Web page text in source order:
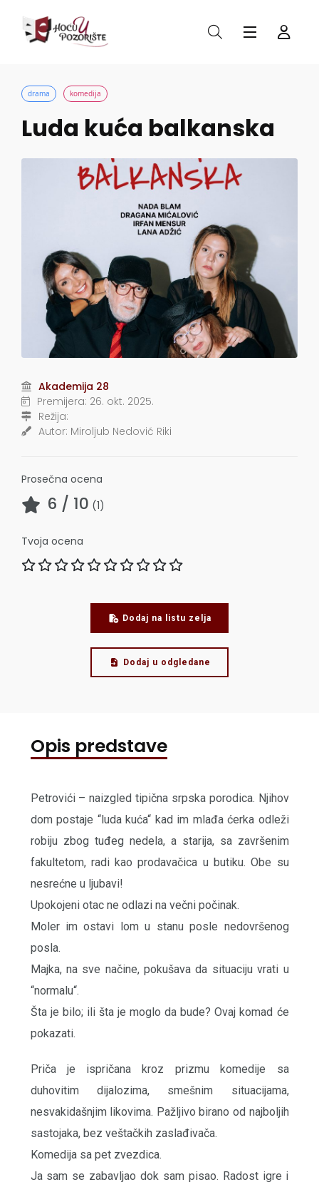
drama komedija
Luda kuća balkanska
Akademija 28
Premijera: 26. okt. 2025.
Režija:
Autor: Miroljub Nedović Riki
Prosečna ocena
6 / 10 (1)
Tvoja ocena
Dodaj na listu zelja
Dodaj u odgledane
Opis predstave
Petrovići – naizgled tipična srpska porodica. Njihov
dom postaje “luda kuća“ kad im mlađa ćerka odleži
robiju zbog tuđeg nedela, a starija, sa završenim
fakultetom, radi kao prodavačica u butiku. Obe su
nesrećne u ljubavi!
Upokojeni otac ne odlazi na večni počinak.
Moler im ostavi lom u stanu posle nedovršenog
posla.
Majka, na sve načine, pokušava da situaciju vrati u
“normalu“.
Šta je bilo; ili šta je moglo da bude? Ovaj komad će
pokazati.
Priča je ispričana kroz prizmu komedije sa
duhovitim dijalozima, smešnim situacijama,
nesvakidašnjim likovima. Pažljivo birano od najboljih
sastojaka, bez veštačkih zaslađivača.
Komedija sa pet zvezdica.
Ja sam se zabavljao dok sam pisao. Radost igre i